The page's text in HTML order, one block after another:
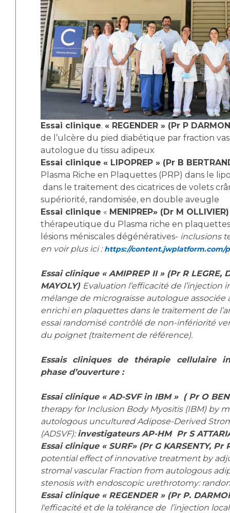
Essai clinique. « REGENDER » (Pr P
de l’ulcère du pied diabétique par fraction
autologue du tissu adipeux
Essai clinique « LIPOPREP » (Pr B
Plasma Riche en Plaquettes (PRP) dans le
dans le traitement des cicatrices de volets
supériorité, randomisée, en double aveugle
Essai clinique « MENIPREP» (Dr M
thérapeutique du Plasma riche en
lésions méniscales dégénératives- inclusions
en voir plus ici :https://content.jwplatform.com/
Essai clinique « AMIPREP II » (Pr R LEGRE,
MAYOLY) Evaluation l’efficacité de l’injection
mélange de micrograisse autologue associée
enrichi en plaquettes dans le traitement de
essai randomisé contrôlé de non-infériorité
du poignet (traitement de référence).
Essais cliniques de thérapie cellulaire
phase d’ouverture :
Essai clinique « AD-SVF in IBM » ( Pr O
therapy for Inclusion Body Myositis (IBM) by
autologous uncultured Adipose-Derived
(ADSVF):investigateurs AP-HM Pr S
Essai clinique « SURF» (Pr G KARSENTY, Pr
potential effect of innovative treatment by
stromal vascular Fraction from autologous
stenosis with endoscopic urethrotomy:
Essai clinique « REGENDER » (Pr P.
l'efficacité et de la tolérance de l’injection